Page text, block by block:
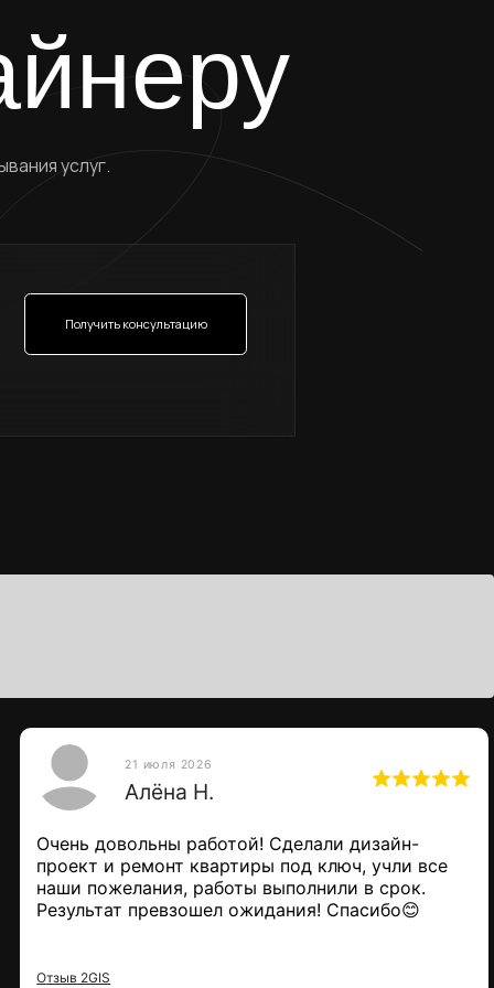
21 июля 2026
Алёна Н.
Очень довольны работой! Сделали дизайн-
проект и ремонт квартиры под ключ, учли все
наши пожелания, работы выполнили в срок.
Результат превзошел ожидания! Спасибо😊
Отзыв 2GIS
по телефону
знакомства